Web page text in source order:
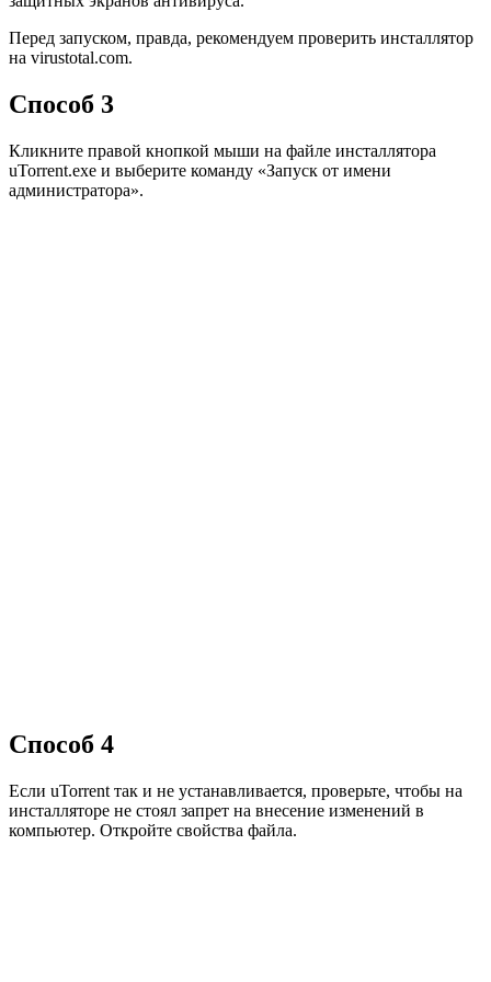
Перед запуском, правда, рекомендуем проверить инсталлятор
на virustotal.com.
Способ 3
Кликните правой кнопкой мыши на файле инсталлятора
uTorrent.exe и выберите команду «Запуск от имени
администратора».
Способ 4
Если uTorrent так и не устанавливается, проверьте, чтобы на
инсталляторе не стоял запрет на внесение изменений в
компьютер. Откройте свойства файла.